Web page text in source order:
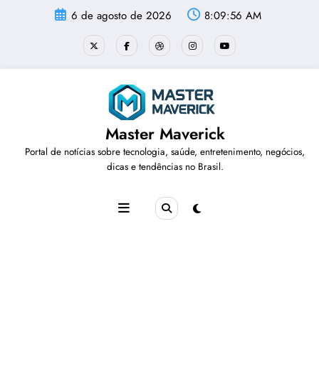
6 de agosto de 2026 8:09:57 AM
Master Maverick
Portal de notícias sobre tecnologia, saúde, entretenimento, negócios,
dicas e tendências no Brasil.